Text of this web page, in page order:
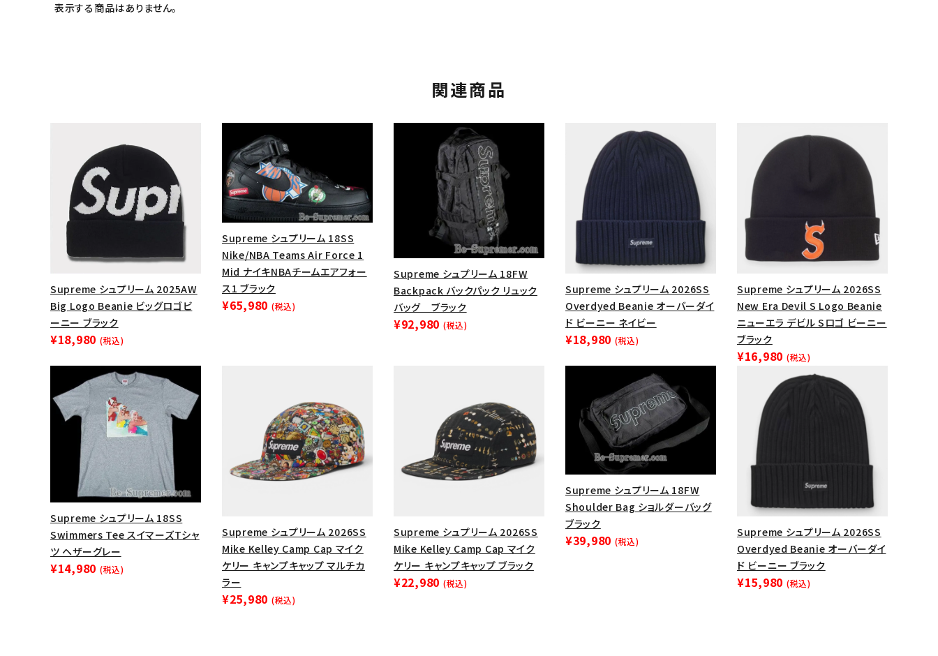
キーワードから探す
カテゴリーから探す コラボレーションブランドから探す
シーズンから探す
円 ～ 円
人気ワード
2026SS 2025AW
2025SS
Tシャツ・ロングスリーブ
表示する商品はありません。
関連商品
Supreme シュプリーム 2025AW
Big Logo Beanie ビッグロゴビ
ーニー ブラック
¥18,980 (税込)
Supreme シュプリーム 18SS
Nike/NBA Teams Air Force 1
Mid ナイキNBAチームエアフォー
ス1 ブラック
¥65,980 (税込)
Supreme シュプリーム 18FW
Backpack バックパック リュック
バッグ ブラック
¥92,980 (税込)
Supreme シュプリーム 2026SS
Overdyed Beanie オーバーダイ
ド ビーニー ネイビー
¥18,980 (税込)
Supreme シュプリーム 2026SS
New Era Devil S Logo Beanie
ニューエラ デビル Sロゴ ビーニー
ブラック
¥16,980 (税込)
Supreme シュプリーム 18SS
Swimmers Tee スイマーズTシャ
ツ ヘザーグレー
¥14,980 (税込)
Supreme シュプリーム 2026SS
Mike Kelley Camp Cap マイク
ケリー キャンプキャップ マルチカ
ラー
¥25,980 (税込)
Supreme シュプリーム 2026SS
Mike Kelley Camp Cap マイク
ケリー キャンプキャップ ブラック
¥22,980 (税込)
Supreme シュプリーム 18FW
Shoulder Bag ショルダーバッグ
ブラック
¥39,980 (税込)
Supreme シュプリーム 2026SS
Overdyed Beanie オーバーダイ
ド ビーニー ブラック
¥15,980 (税込)